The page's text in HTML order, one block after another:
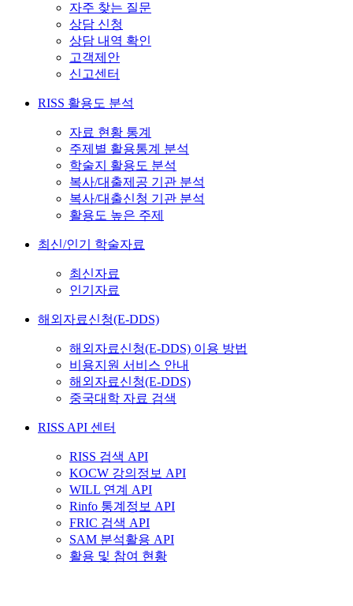
자주 찾는 질문
상담 신청
상담 내역 확인
고객제안
신고센터
RISS 활용도 분석
자료 현황 통계
주제별 활용통계 분석
학술지 활용도 분석
복사/대출제공 기관 분석
복사/대출신청 기관 분석
활용도 높은 주제
최신/인기 학술자료
최신자료
인기자료
해외자료신청(E-DDS)
해외자료신청(E-DDS) 이용 방법
비용지원 서비스 안내
해외자료신청(E-DDS)
중국대학 자료 검색
RISS API 센터
RISS 검색 API
KOCW 강의정보 API
WILL 연계 API
Rinfo 통계정보 API
FRIC 검색 API
SAM 분석활용 API
활용 및 참여 현황